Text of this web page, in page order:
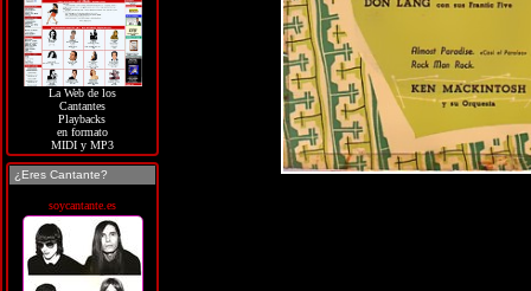
La Web de los
Cantantes
Playbacks
en formato
MIDI y MP3
¿Eres Cantante?
soycantante.es